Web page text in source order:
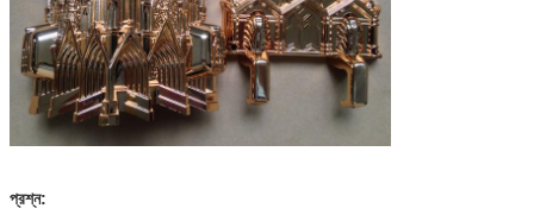
প্রশ্ন: